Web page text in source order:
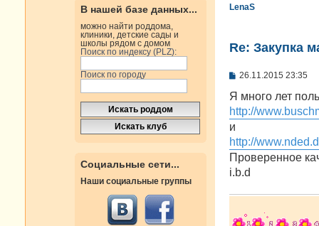
В нашей базе данных...
можно найти роддома,
клиники, детские сады и
школы рядом с домом
Поиск по индексу (PLZ):
Поиск по городу
Социальные сети...
Наши социальные группы
LenaS
Re: Закупка
С
о
щ
и
е
26.11.2015 23:35
Я много лет
http://
и
http://
Проверенное
i.b.d